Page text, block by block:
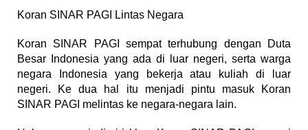
Koran SINAR PAGI Lintas Negara
Koran SINAR PAGI sempat terhubung dengan Duta
Besar Indonesia yang ada di luar negeri, serta warga
negara Indonesia yang bekerja atau kuliah di luar
negeri. Ke dua hal itu menjadi pintu masuk Koran
SINAR PAGI melintas ke negara-negara lain.